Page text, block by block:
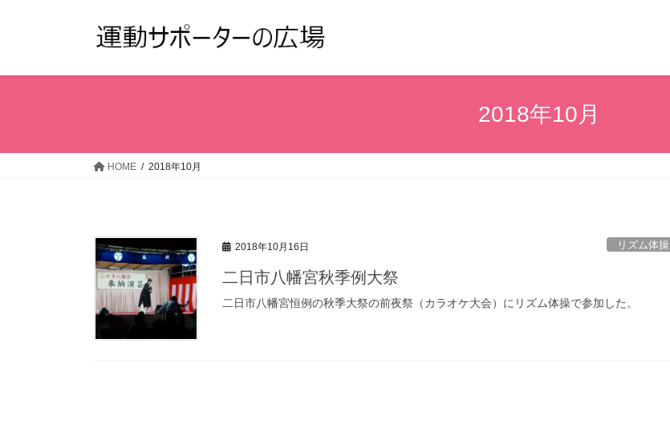
2018年10月
HOME 2018年10月
2018年10月16日 リズム体操
二日市八幡宮秋季例大祭
二日市八幡宮恒例の秋季大祭の前夜祭（カラオケ大会）にリズム体操で参加した。